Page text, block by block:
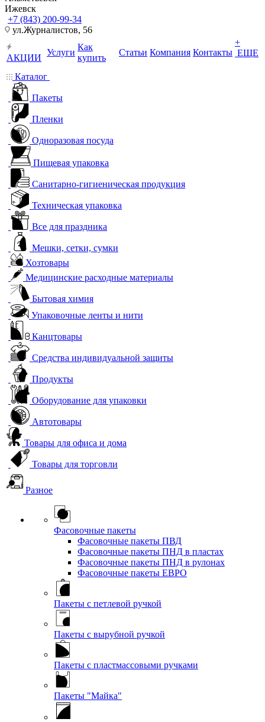
Ижевск
+7 (843) 200-99-34
ул.Журналистов, 56
АКЦИИ
Услуги
Как
купить
Статьи Компания Контакты
+
ЕЩЕ
Каталог
Пакеты
Пленки
Одноразовая посуда
Пищевая упаковка
Санитарно-гигиеническая продукция
Техническая упаковка
Все для праздника
Мешки, сетки, сумки
Хозтовары
Медицинские расходные материалы
Бытовая химия
Упаковочные ленты и нити
Канцтовары
Средства индивидуальной защиты
Продукты
Оборудование для упаковки
Автотовары
Товары для офиса и дома
Товары для торговли
Разное
Фасовочные пакеты
Фасовочные пакеты ПВД
Фасовочные пакеты ПНД в пластах
Фасовочные пакеты ПНД в рулонах
Фасовочные пакеты ЕВРО
Пакеты с петлевой ручкой
Пакеты с вырубной ручкой
Пакеты с пластмассовыми ручками
Пакеты "Майка"